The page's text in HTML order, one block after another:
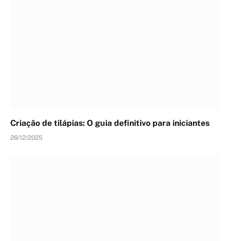
Criação de tilápias: O guia definitivo para iniciantes
26/12/2025